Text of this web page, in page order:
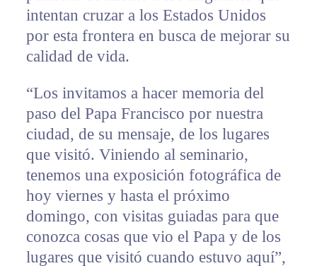
intentan cruzar a los Estados Unidos
por esta frontera en busca de mejorar su
calidad de vida.
“Los invitamos a hacer memoria del
paso del Papa Francisco por nuestra
ciudad, de su mensaje, de los lugares
que visitó. Viniendo al seminario,
tenemos una exposición fotográfica de
hoy viernes y hasta el próximo
domingo, con visitas guiadas para que
conozca cosas que vio el Papa y de los
lugares que visitó cuando estuvo aquí”,